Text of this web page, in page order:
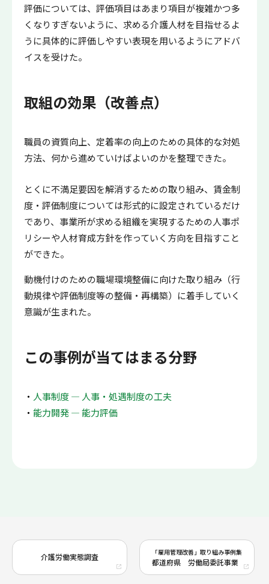
評価については、評価項目はあまり項目が複雑かつ多
くなりすぎないように、求める介護人材を目指せるよ
うに具体的に評価しやすい表現を用いるようにアドバ
イスを受けた。
取組の効果（改善点）
職員の資質向上、定着率の向上のための具体的な対処
方法、何から進めていけばよいのかを整理できた。
とくに不満足要因を解消するための取り組み、賃金制
度・評価制度については形式的に設定されているだけ
であり、事業所が求める組織を実現するための人事ポ
リシーや人材育成方針を作っていく方向を目指すこと
ができた。
動機付けのための職場環境整備に向けた取り組み（行
動規律や評価制度等の整備・再構築）に着手していく
意識が生まれた。
この事例が当てはまる分野
人事制度 ― 人事・処遇制度の工夫
能力開発 ― 能力評価
介護労働実態調査 「雇用管理改善」取り組み事例集
都道府県 労働局委託事業